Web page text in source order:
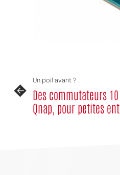
Un poil avant ?
Des commutateurs 10
Qnap, pour petites